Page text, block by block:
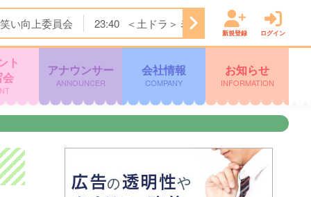
い向上委員会 23:40 ＜土ドラ＞ミッドナイト屋台 Ｓｅａ
新規登録 ログイン
ト
アナウンサー
ANNOUNCER
会社情報
COMPANY
お知らせ
INFORMATION